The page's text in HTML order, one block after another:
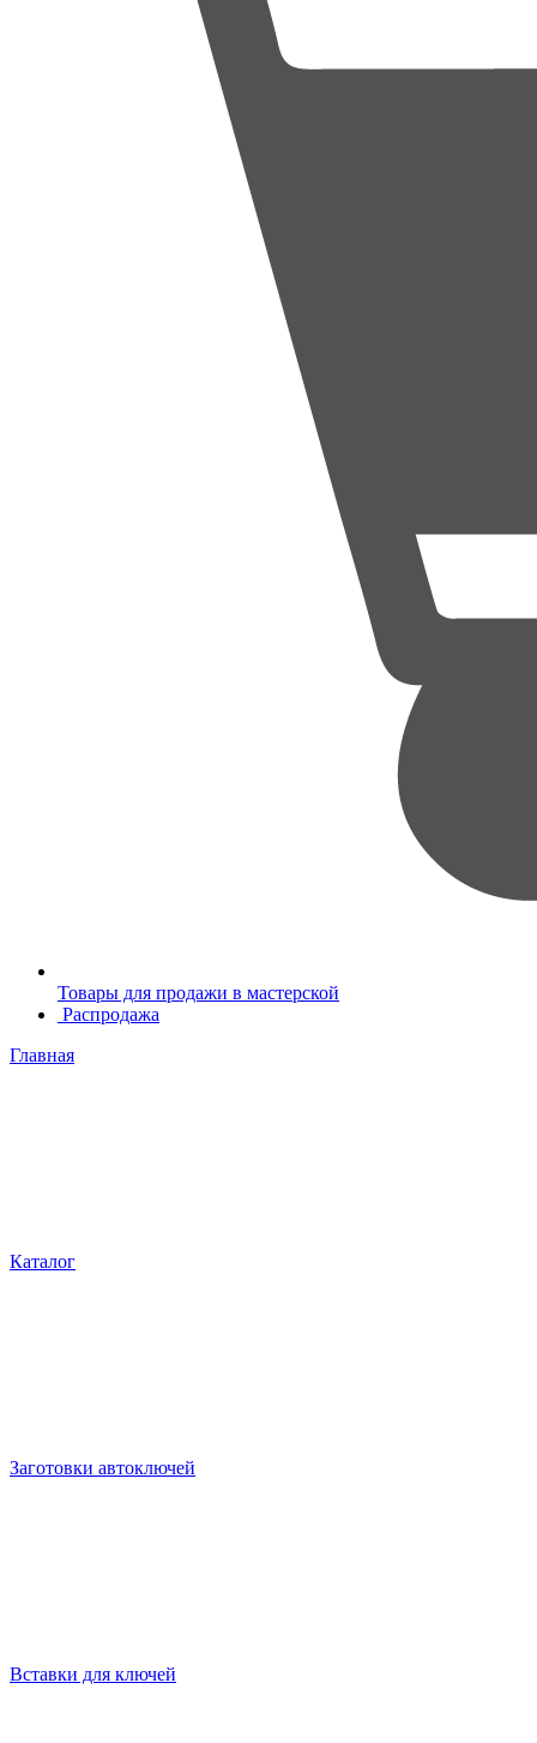
Товары для продажи в мастерской
Распродажа
Главная
Каталог
Заготовки автоключей
Вставки для ключей